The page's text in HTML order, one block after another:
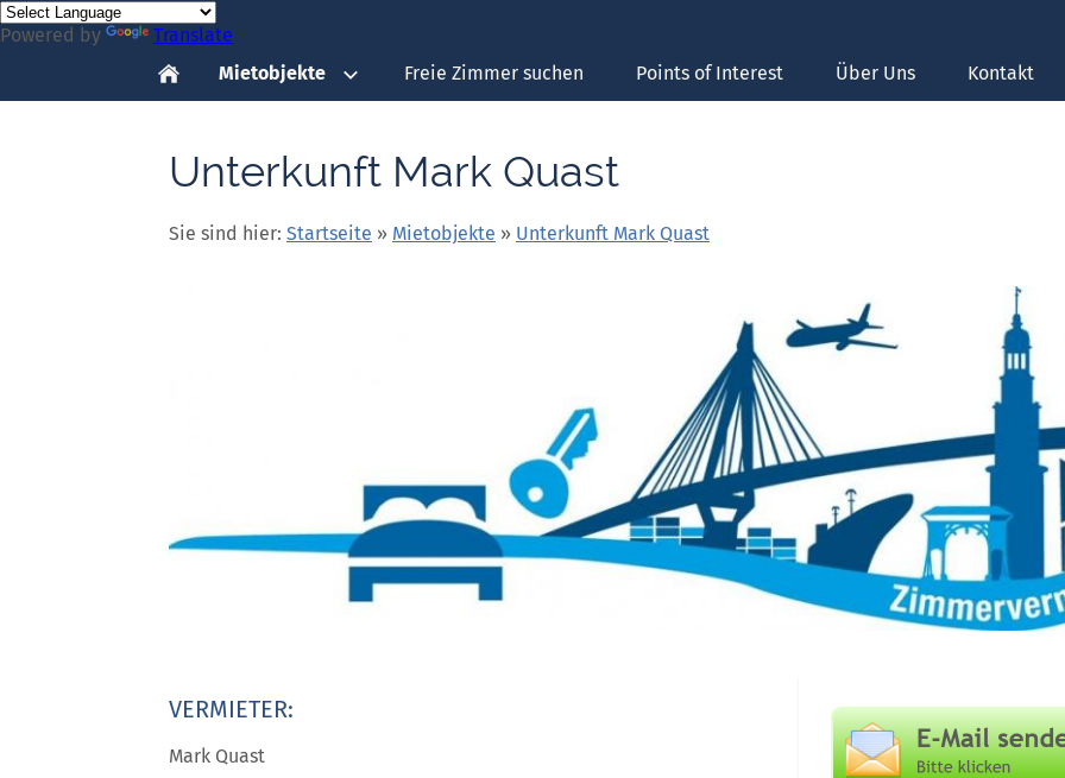
Powered by
Translate
Mietobjekte
Freie Zimmer suchen Points of Interest Über Uns Kontakt
Unterkunft Mark Quast
Sie sind hier: Startseite » Mietobjekte » Unterkunft Mark Quast
VERMIETER:
Mark Quast